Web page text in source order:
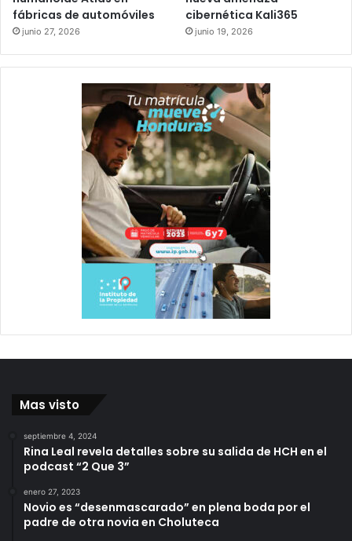
fábricas de automóviles
junio 27, 2026
cibernética Kali365
junio 19, 2026
Mas visto
septiembre 4, 2024
Rina Leal revela detalles sobre su salida de HCH en el
podcast “2 Que 3”
enero 27, 2023
Novio es “desenmascarado” en plena boda por el
padre de otra novia en Choluteca